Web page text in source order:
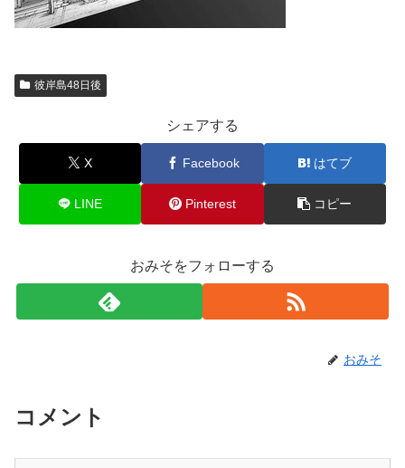
彼岸島48日後
シェアする
X Facebook はてブ
LINE Pinterest コピー
おみそをフォローする
おみそ
コメント